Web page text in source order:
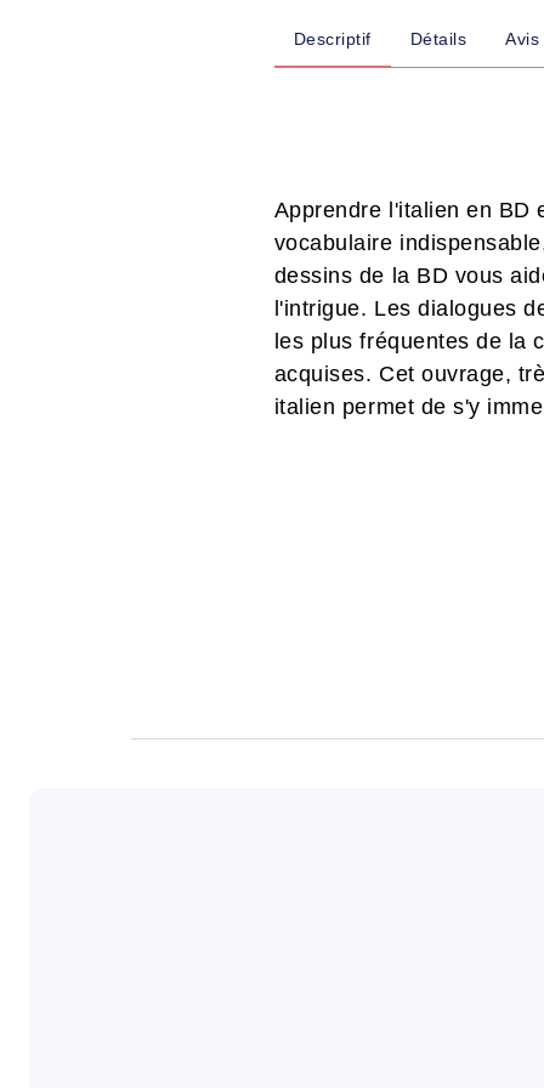
Descriptif Détails Avis
Apprendre l'italien en BD
vocabulaire
dessins de la BD vous
l'intrigue. Les dialogues
les plus fréquentes de la
acquises. Cet ouvrage,
italien permet de s'y